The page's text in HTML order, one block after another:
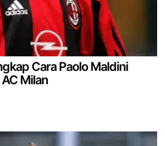
Cara Paolo Maldini
Milan